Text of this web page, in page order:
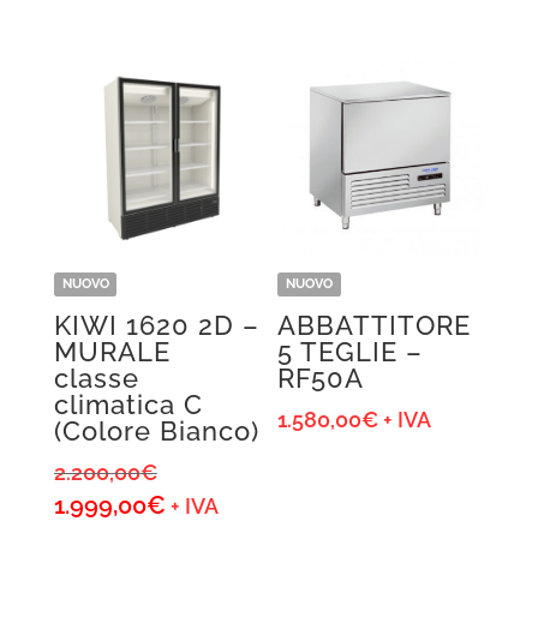
NUOVO
KIWI 1620 2D –
MURALE
classe
climatica C
(Colore Bianco)
2.200,00€Il
prezzo
1.999,00€Il+ IVA
NUOVO
ABBATTITORE
5 TEGLIE –
RF50A
1.580,00€+ IVA